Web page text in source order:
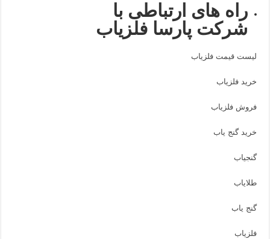
راه های ارتباطی با
شرکت پارسا فلزیاب
لیست قیمت فلزیاب
خرید فلزیاب
فروش فلزیاب
خرید گنج یاب
گنجیاب
طلایاب
گنج یاب
فلزیاب